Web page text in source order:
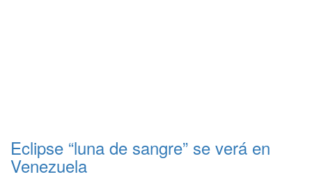
Eclipse “luna de sangre” se verá en
Venezuela